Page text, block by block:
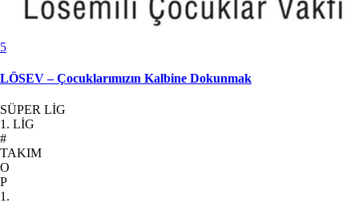
5
LÖSEV – Çocuklarımızın Kalbine Dokunmak
SÜPER LİG
1. LİG
#
TAKIM
O
P
1.